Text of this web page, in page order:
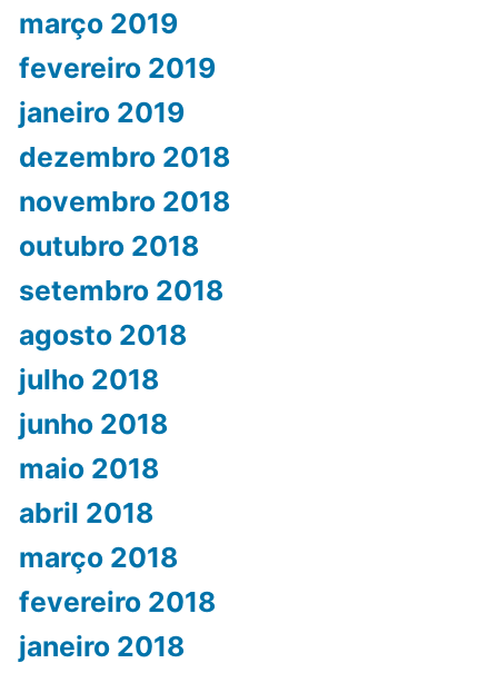
março 2019
fevereiro 2019
janeiro 2019
dezembro 2018
novembro 2018
outubro 2018
setembro 2018
agosto 2018
julho 2018
junho 2018
maio 2018
abril 2018
março 2018
fevereiro 2018
janeiro 2018